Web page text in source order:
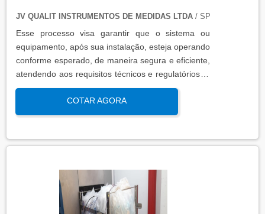
JV QUALIT INSTRUMENTOS DE MEDIDAS LTDA/ SP
Esse processo visa garantir que o sistema ou
equipamento, após sua instalação, esteja operando
conforme esperado, de maneira segura e eficiente,
atendendo aos requisitos técnicos e regulatórios. A
qualificação de operação é focada em verificar se o
sistema ou equipamento funciona dentro dos
parâmetros esperados em condições reais de
qualidade, produtividade e segurança no ambiente
COTAR AGORA